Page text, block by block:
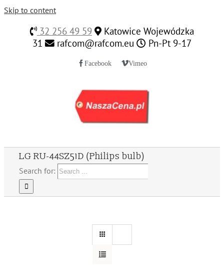
Skip to content
32 256 49 59
Katowice Wojewódzka
31
rafcom@rafcom.eu Pn-Pt 9-17
Facebook Vimeo
LG RU-44SZ51D (Philips bulb)
Search for: